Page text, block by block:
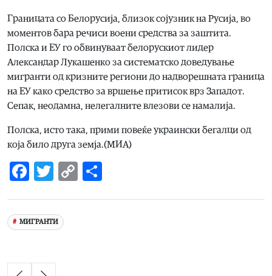
Границата со Белорусија, близок сојузник на Русија, во
моментов бара речиси воени средства за заштита.
Полска и ЕУ го обвинуваат белорускиот лидер
Александар Лукашенко за систематско доведување
мигранти од кризните региони до надворешната граница
на ЕУ како средство за вршење притисок врз Западот.
Сепак, неодамна, нелегалните влезови се намалија.
Полска, исто така, прими повеќе украински бегалци од
која било друга земја.(МИА)
Facebook
Twitter
Copy
МИГРАНТИ